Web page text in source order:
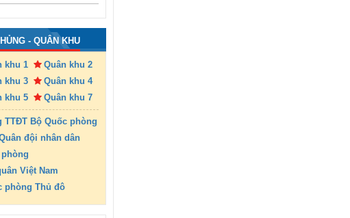
- QUÂN KHU
khu 1
Quân khu 2
khu 3
Quân khu 4
khu 5
Quân khu 7
TTĐT Bộ Quốc phòng
đội nhân dân
Việt Nam
phòng Thủ đô